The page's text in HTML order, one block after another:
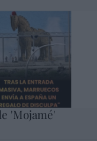
'Mojamé'